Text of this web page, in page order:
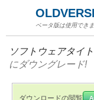
ベータ版は使用でき
ソフトウェアタイ
にダウングレード!
ダウンロードの閲覧